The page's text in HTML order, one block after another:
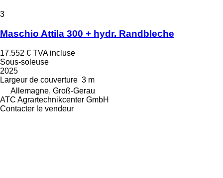
3
Maschio Attila 300 + hydr. Randbleche
17.552 € TVA incluse
Sous-soleuse
2025
Largeur de couverture 3 m
Allemagne, Groß-Gerau
ATC Agrartechnikcenter GmbH
Contacter le vendeur